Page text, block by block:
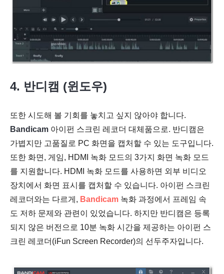
4. 반디캠 (윈도우)
또한 시도해 볼 기회를 놓치고 싶지 않아야 합니다.
Bandicam 아이펀 스크린 레코더 대체품으로. 반디캠은
가볍지만 고품질로 PC 화면을 캡처할 수 있는 도구입니다.
또한 화면, 게임, HDMI 녹화 모드의 3가지 화면 녹화 모드
를 지원합니다. HDMI 녹화 모드를 사용하면 외부 비디오
장치에서 화면 표시를 캡처할 수 있습니다. 아이펀 스크린
레코더와는 다르게, Bandicam 녹화 과정에서 프레임 속
도 저하 문제와 관련이 있었습니다. 하지만 반디캠은 등록
되지 않은 버전으로 10분 녹화 시간을 제공하는 아이펀 스
크린 레코더(iFun Screen Recorder)의 선두주자입니다.